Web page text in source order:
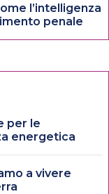
l’intelligenza
penale
per le
energetica
a vivere